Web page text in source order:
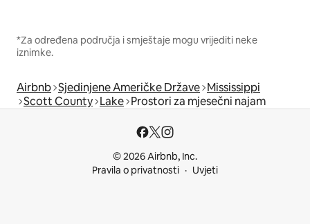
*Za određena područja i smještaje mogu vrijediti neke
iznimke.
Airbnb Sjedinjene Američke Države Mississippi
Scott County Lake Prostori za mjesečni najam
© 2026 Airbnb, Inc.
Pravila o privatnosti
Uvjeti